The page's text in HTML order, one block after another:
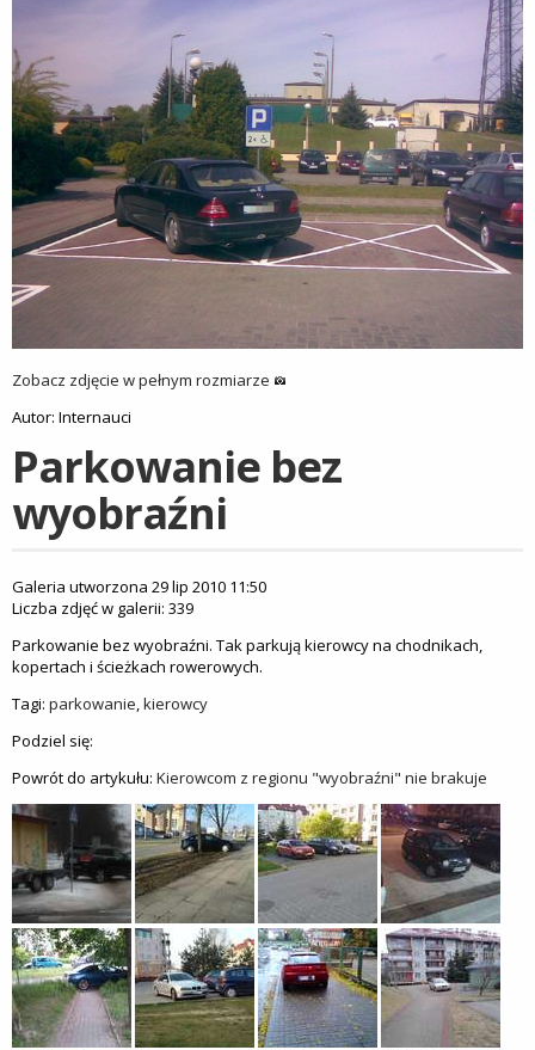
Zobacz zdjęcie w pełnym rozmiarze
Autor: Internauci
Parkowanie bez
wyobraźni
Galeria utworzona 29 lip 2010 11:50
Liczba zdjęć w galerii: 339
Parkowanie bez wyobraźni. Tak parkują kierowcy na chodnikach,
kopertach i ścieżkach rowerowych.
Tagi: parkowanie,kierowcy
Podziel się:
Powrót do artykułu: Kierowcom z regionu "wyobraźni" nie brakuje